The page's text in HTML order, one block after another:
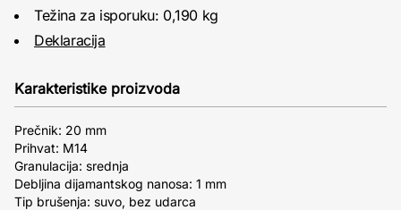
Težina za isporuku: 0,190 kg
Deklaracija
Karakteristike proizvoda
Prečnik: 20 mm
Prihvat: M14
Granulacija: srednja
Debljina dijamantskog nanosa: 1 mm
Tip brušenja: suvo, bez udarca